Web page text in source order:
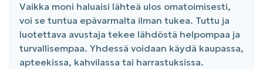
Vaikka moni haluaisi lähteä ulos omatoimisesti,
voi se tuntua epävarmalta ilman tukea. Tuttu ja
luotettava avustaja tekee lähdöstä helpompaa ja
turvallisempaa. Yhdessä voidaan käydä kaupassa,
apteekissa, kahvilassa tai harrastuksissa.